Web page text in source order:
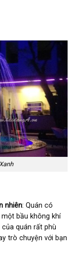
nhiên: Quán có
bầu không khí
quán rất phù
trò chuyện với bạn